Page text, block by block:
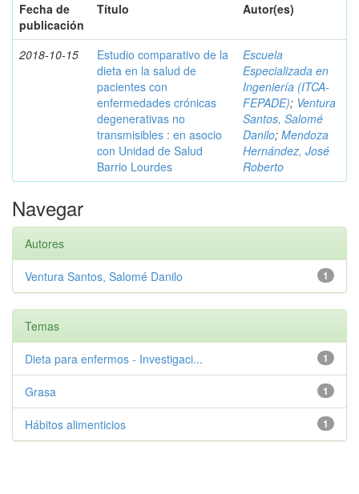
Fecha de
publicación
Título Autor(es)
2018-10-15
Estudio comparativo de la
dieta en la salud de
pacientes con
enfermedades crónicas
degenerativas no
transmisibles : en asocio
con Unidad de Salud
Barrio Lourdes
Escuela
Especializada en
Ingeniería (ITCA-
FEPADE); Ventura
Santos, Salomé
Danilo; Mendoza
Hernández, José
Roberto
Navegar
Autores
1
Ventura Santos, Salomé Danilo
Temas
1
Dieta para enfermos - Investigaci...
1
Grasa
1
Hábitos alimenticios